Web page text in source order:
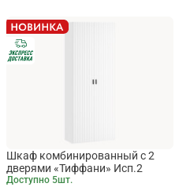
Шкаф комбинированный с 2
дверями «Тиффани» Исп.2
Доступно 5шт.